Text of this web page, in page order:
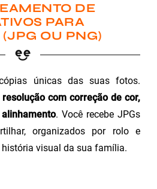
DE
PARA
OU PNG)
únicas das suas fotos.
com correção de cor,
. Você recebe JPGs
organizados por rolo e
história visual da sua família.